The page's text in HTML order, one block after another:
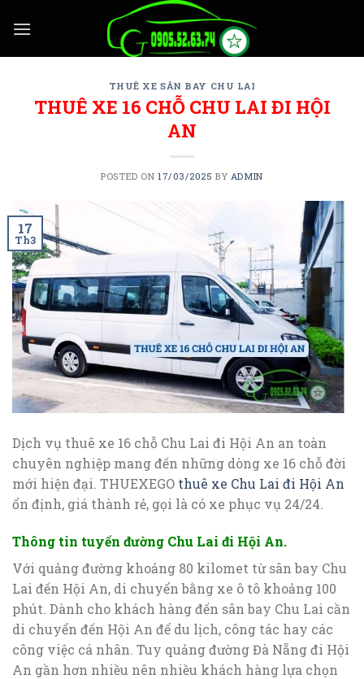
THUÊ XE SÂN BAY CHU LAI
THUÊ XE 16 CHỖ CHU LAI ĐI HỘI
AN
POSTED ON 17/03/2025 BY ADMIN
17
Th3
Dịch vụ thuê xe 16 chỗ Chu Lai đi Hội An an toàn
chuyên nghiệp mang đến những dòng xe 16 chỗ đời
mới hiện đại. THUEXEGO thuê xe Chu Lai đi Hội An
ổn định, giá thành rẻ, gọi là có xe phục vụ 24/24.
Thông tin tuyến đường Chu Lai đi Hội An.
Với quảng đường khoảng 80 kilomet từ sân bay Chu
Lai đến Hội An, di chuyển bằng xe ô tô khoảng 100
phút. Dành cho khách hàng đến sân bay Chu Lai cần
di chuyển đến Hội An để du lịch, công tác hay các
công việc cá nhân. Tuy quảng đường Đà Nẵng đi Hội
An gần hơn nhiều nên nhiều khách hàng lựa chọn